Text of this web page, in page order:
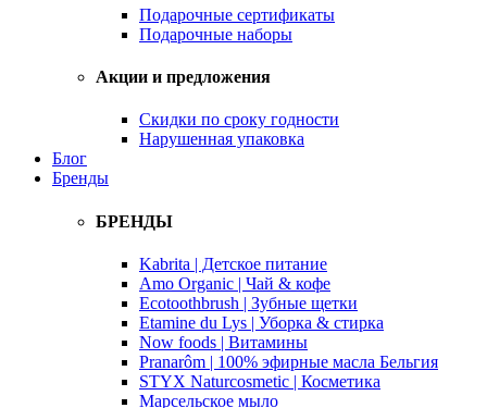
Подарочные сертификаты
Подарочные наборы
Акции и предложения
Скидки по сроку годности
Нарушенная упаковка
Блог
Бренды
БРЕНДЫ
Kabrita | Детское питание
Amo Organic | Чай & кофе
Ecotoothbrush | Зубные щетки
Etamine du Lys | Уборка & стирка
Now foods | Витамины
Pranarôm | 100% эфирные масла Бельгия
STYX Naturcosmetic | Косметика
Марсельское мыло